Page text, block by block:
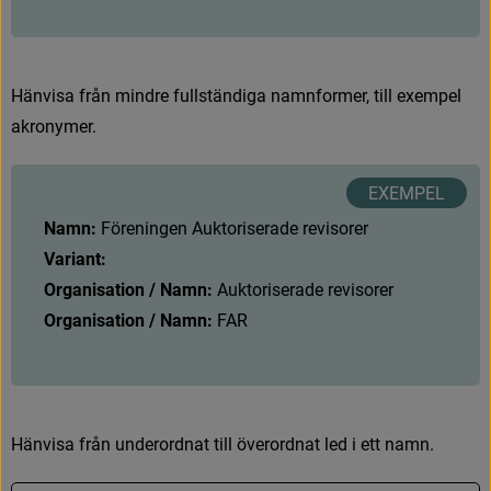
Hänvisa från mindre fullständiga namnformer, till exempel
akronymer.
Namn: Föreningen Auktoriserade revisorer
Variant:
Organisation / Namn: Auktoriserade revisorer
Organisation / Namn: FAR
Hänvisa från underordnat till överordnat led i ett namn.